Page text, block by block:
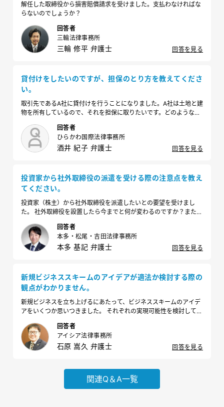
解任した取締役から損害賠償請求を受けました。支払わなければな
らないのでしょうか？
回答者
三輪法律事務所
三輪 修平 弁護士 回答を見る
貸付けをしたいのですが、担保のとり方を教えてくださ
い。
取引先であるA社に貸付けを行うことになりました。A社は土地と建
物を所有しているので、それを担保に取りたいです。どのような方
回答者
ひらかわ国際法律事務所
酒井 紀子 弁護士 回答を見る
投資家から社外取締役の派遣を受ける際の注意点を教え
てください。
投資家（株主）から社外取締役を派遣したいとの要望を受けまし
た。 社外取締役を設置したら今までと何が変わるのですか？また派
回答者
本多・松尾・吉田法律事務所
本多 基記 弁護士 回答を見る
新規ビジネススキームのアイデアが適法か検討する際の
観点がわかりません。
新規ビジネスを立ち上げるにあたって、ビジネススキームのアイデ
アをいくつか思いつきました。 それぞれの実現可能性を検討してい
が必要でしょうか？ また、どのタイミングで弁護士に相談すべきで
しょうか？
回答者
アイシア法律事務所
石原 嵩久 弁護士 回答を見る
関連Q＆A一覧